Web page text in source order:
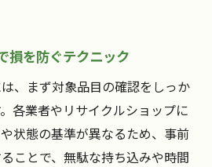
損を防ぐテクニック
、まず対象品目の確認をしっか
各業者やリサイクルショップに
状態の基準が異なるため、事前
ことで、無駄な持ち込みや時間